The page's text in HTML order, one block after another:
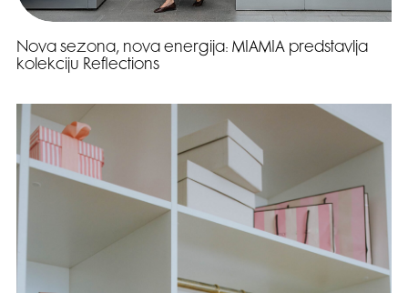
Nova sezona, nova energija: MIAMIA predstavlja
kolekciju Reflections